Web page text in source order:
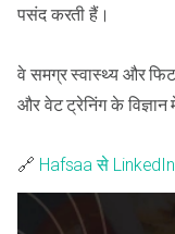
पसंद करती हैं।
वे समग्र स्वास्थ्य और
और वेट ट्रेनिंग के विज्ञान
🔗 Hafsaa से